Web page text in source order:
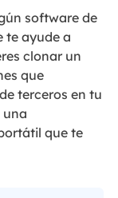
software de
te ayude a
clonar un
que
terceros en tu
una
que te